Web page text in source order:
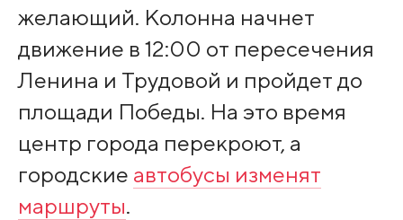
желающий. Колонна начнет
движение в 12:00 от пересечения
Ленина и Трудовой и пройдет до
площади Победы. На это время
центр города перекроют, а
городские автобусы изменят
маршруты.